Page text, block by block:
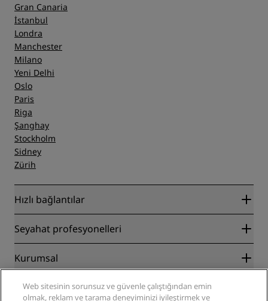
Gran Canaria
İstanbul
Londra
Manchester
Milano
Yeni Delhi
Oslo
Paris
Riga
Şanghay
Stockholm
Sidney
Zürih
Hızlı bağlantılar
Radisson Rewards
Blog
Destinasyonlar
Radisson Hotels Uygulaması
Seyahat profesyonelleri
İş Ortakları
Seyahat acenteleri
Kurumsal
Radisson Hotel Group
Medya
Yasal
Web sitesinin sorunsuz ve güvenle çalıştığından emin
olmak, reklam ve tarama deneyiminizi iyileştirmek ve